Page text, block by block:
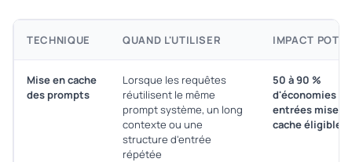
TECHNIQUE QUAND L'UTILISER IMPACT
Mise en cache
des prompts
Lorsque les requêtes
réutilisent le même
prompt système, un long
contexte ou une
structure d'entrée
répétée
50 à 90 %
d'économies
entrées mises
cache éligibles